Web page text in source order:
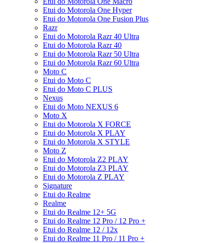
Etui do Motorola One Hyper
Etui do Motorola One Fusion Plus
Razr
Etui do Motorola Razr 40 Ultra
Etui do Motorola Razr 40
Etui do Motorola Razr 50 Ultra
Etui do Motorola Razr 60 Ultra
Moto C
Etui do Moto C
Etui do Moto C PLUS
Nexus
Etui do Moto NEXUS 6
Moto X
Etui do Motorola X FORCE
Etui do Motorola X PLAY
Etui do Motorola X STYLE
Moto Z
Etui do Motorola Z2 PLAY
Etui do Motorola Z3 PLAY
Etui do Motorola Z PLAY
Signature
Etui do Realme
Realme
Etui do Realme 12+ 5G
Etui do Realme 12 Pro / 12 Pro +
Etui do Realme 12 / 12x
Etui do Realme 11 Pro / 11 Pro +